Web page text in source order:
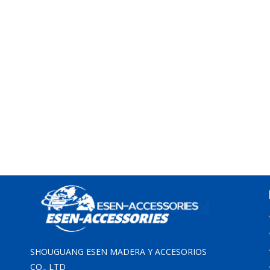
SHOUGUANG ESEN MADERA Y ACCESORIOS
CO., LTD